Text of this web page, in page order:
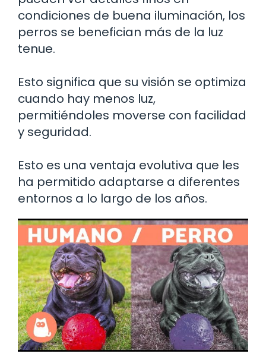
condiciones de buena iluminación, los
perros se benefician más de la luz
tenue.
Esto significa que su visión se optimiza
cuando hay menos luz,
permitiéndoles moverse con facilidad
y seguridad.
Esto es una ventaja evolutiva que les
ha permitido adaptarse a diferentes
entornos a lo largo de los años.